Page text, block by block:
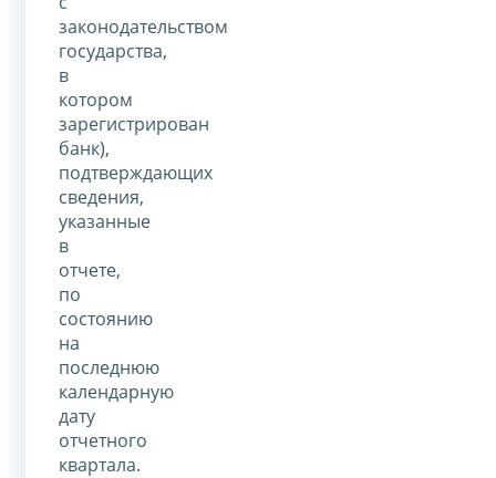
законодательством
государства,
в
котором
зарегистрирован
банк),
подтверждающих
сведения,
указанные
в
отчете,
по
состоянию
на
последнюю
календарную
дату
отчетного
квартала.